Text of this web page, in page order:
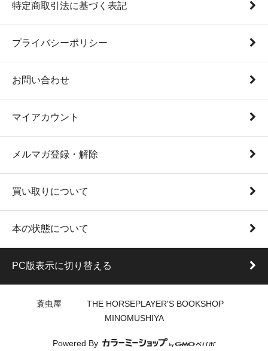
特定商取引法に基づく表記
プライバシーポリシー
お問い合わせ
マイアカウント
メルマガ登録・解除
買い取りについて
本の状態について
PC版表示に切り替える
蓑虫屋 THE HORSEPLAYER'S BOOKSHOP
MINOMUSHIYA
Powered By